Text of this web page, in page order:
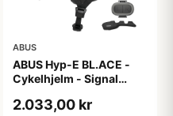
ABUS
ABUS Hyp-E BL.ACE -
Cykelhjelm - Signal
2.033,00 kr